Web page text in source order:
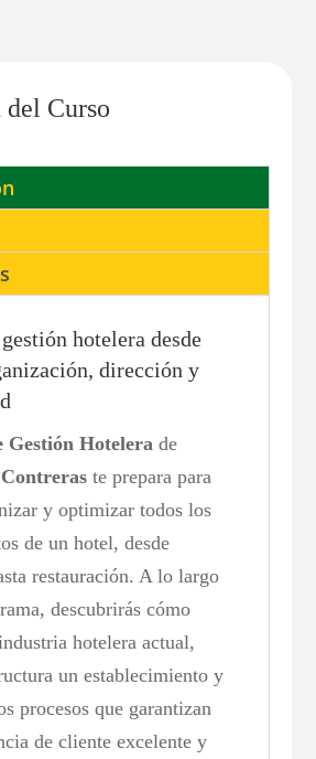
Curso
hotelera desde
dirección y
Gestión Hotelera de
te prepara para
y optimizar todos los
de un hotel, desde
restauración. A lo largo
descubrirás cómo
hotelera actual,
un establecimiento y
procesos que garantizan
de cliente excelente y